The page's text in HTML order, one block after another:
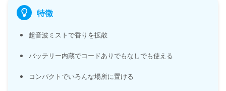
特徴
超音波ミストで香りを拡散
バッテリー内蔵でコードありでもなしでも使える
コンパクトでいろんな場所に置ける